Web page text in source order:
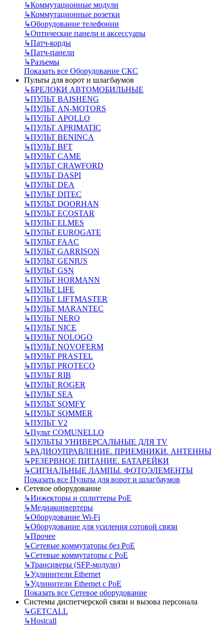
↳Коммутационные модули
↳Коммутационные розетки
↳Оборудование телефонии
↳Оптические панели и аксессуары
↳Патч-корды
↳Патч-панели
↳Разъемы
Показать все Оборудование СКС
Пульты для ворот и шлагбаумов
↳БРЕЛОКИ АВТОМОБИЛЬНЫЕ
↳ПУЛЬТ BAISHENG
↳ПУЛЬТ AN-MOTORS
↳ПУЛЬТ APOLLO
↳ПУЛЬТ APRIMATIC
↳ПУЛЬТ BENINCA
↳ПУЛЬТ BFT
↳ПУЛЬТ CAME
↳ПУЛЬТ CRAWFORD
↳ПУЛЬТ DASPI
↳ПУЛЬТ DEA
↳ПУЛЬТ DITEC
↳ПУЛЬТ DOORHAN
↳ПУЛЬТ ECOSTAR
↳ПУЛЬТ ELMES
↳ПУЛЬТ EUROGATE
↳ПУЛЬТ FAAC
↳ПУЛЬТ GARRISON
↳ПУЛЬТ GENIUS
↳ПУЛЬТ GSN
↳ПУЛЬТ HORMANN
↳ПУЛЬТ LIFE
↳ПУЛЬТ LIFTMASTER
↳ПУЛЬТ MARANTEC
↳ПУЛЬТ NERO
↳ПУЛЬТ NICE
↳ПУЛЬТ NOLOGO
↳ПУЛЬТ NOVOFERM
↳ПУЛЬТ PRASTEL
↳ПУЛЬТ PROTECO
↳ПУЛЬТ RIB
↳ПУЛЬТ ROGER
↳ПУЛЬТ SEA
↳ПУЛЬТ SOMFY
↳ПУЛЬТ SOMMER
↳ПУЛЬТ V2
↳Пульт СOMUNELLO
↳ПУЛЬТЫ УНИВЕРСАЛЬНЫЕ ДЛЯ TV
↳РАДИОУПРАВЛЕНИЕ. ПРИЕМНИКИ. АНТЕННЫ
↳РЕЗЕРВНОЕ ПИТАНИЕ. БАТАРЕЙКИ
↳СИГНАЛЬНЫЕ ЛАМПЫ. ФОТОЭЛЕМЕНТЫ
Показать все Пульты для ворот и шлагбаумов
Сетевое оборудование
↳Инжекторы и сплиттеры РоЕ
↳Медиаконвертеры
↳Оборудование Wi-Fi
↳Оборудование для усиления сотовой связи
↳Прочее
↳Сетевые коммутаторы без РоЕ
↳Сетевые коммутаторы с РоЕ
↳Трансиверы (SFP-модули)
↳Удлинители Ethernet
↳Удлинители Ethernet с PoE
Показать все Сетевое оборудование
Системы диспетчерской связи и вызова персонала
↳GETCALL
↳Hostcall